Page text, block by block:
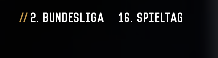
2. Bundesliga – 16. Spieltag